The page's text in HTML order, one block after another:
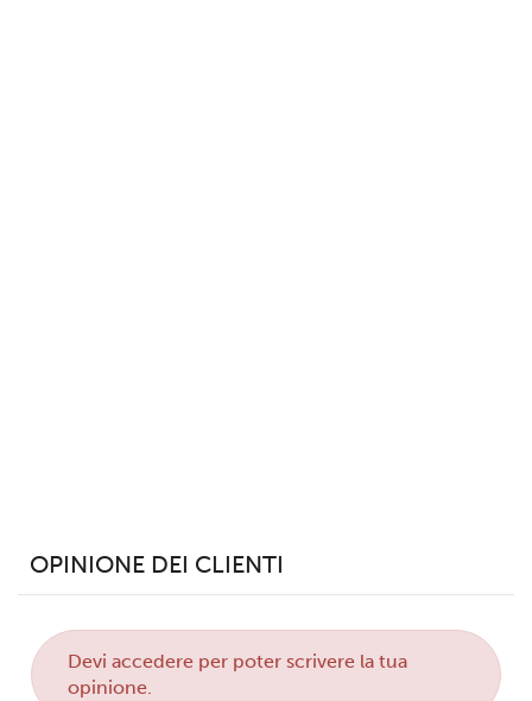
OPINIONE DEI CLIENTI
Deviaccedere per poter scrivere la tua
opinione.